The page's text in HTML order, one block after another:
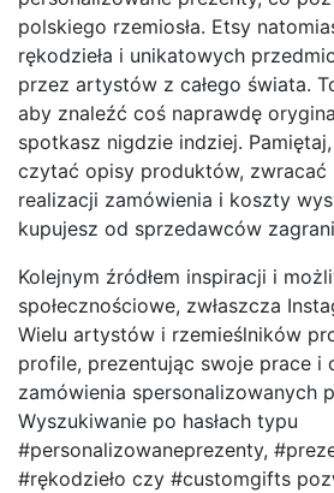
polskiego rzemiosła. Etsy
rękodzieła i unikatowych
przez artystów z całego świata.
aby znaleźć coś naprawdę
spotkasz nigdzie indziej.
czytać opisy produktów, zwracać
realizacji zamówienia i koszty
kupujesz od sprzedawców
Kolejnym źródłem inspiracji i
społecznościowe, zwłaszcza
Wielu artystów i rzemieślników
profile, prezentując swoje prace i
zamówienia spersonalizowanych
Wyszukiwanie po hasłach typu
#personalizowaneprezenty,
#rękodzieło czy #customgifts